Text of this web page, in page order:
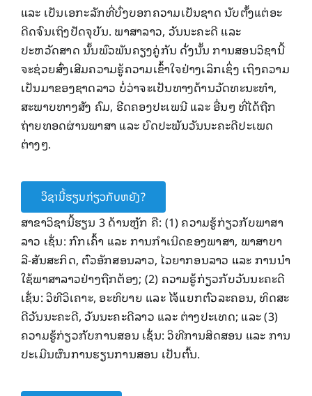
ແລະ ​​​ເປັນ​ເອກະລັກ​ທີ່​ບົ່ງ​ບອກ​ຄວາມ​ເປັນ​ຊາດ ນັບຕັ້ງ​ແຕ່​ອະ​
ດີດ​ຈົນ​ເຖິງ​ປັດຈຸ​ບັນ. ພາສາ​ລາວ, ວັນນະຄະດີ ​ແລະ
ປະຫວັດສາດ ນັ້ນພົວພັນຄຽງຄູ່​ກັນ ດັ່ງນັ້ນ ການ​ສອນ​ວິຊາ​ນີ້
ຈະ​ຊ່ວຍ​ສົ່ງ​ເສີມ​ຄວາມ​ຮູ້​ຄວາມ​ເຂົ້າ​ໃຈ​ຢ່າງ​ເລິກ​ເຊິ່ງ​ ເຖິງ​ຄວາມ​
ເປັນ​ມາ​ຂອງ​ຊາດ​ລາວ ບໍ່ວ່າ​ຈະ​ເປັນ​ທາງ​ດ້ານ​ວັດທະນະ​ທໍາ,
ສະພາບ​ທາງ​ສັງ ຄົມ, ຮີດຄອງ​ປະ​ເພນີ ​ແລະ ອື່ນໆ ທີ່​ໄດ້​ຖືກ​
ຖ່າຍ​ທອດ​ຜ່ານພາສາ ​ແລະ ບົດ​ປະພັນ​ວັນນະຄະດີ​ປະ​ເພດ​
ຕ່າງໆ.
ວິຊານີ້ຮຽນກ່ຽວກັບຫຍັງ?
ສາຂາວິຊາ​ນີ້ຮຽນ 3​ ດ້ານ​ຫຼັກ ຄື: (1) ຄວາມ​ຮູ້​ກ່ຽວກັບພາສາ​
ລາວ ​ເຊັ່ນ: ກົກ​ເຄົ້າ ​ແລະ ການ​ກໍາ​ເນີ​ດຂອງ​ພາສາ, ພາສາ​ບາ​
ລີ-ສັນສະກິດ, ​ຕົວ​ອັກສອນລາວ, ໄວຍາກອນ​ລາວ ​ແລະ ການ​ນໍາ​
ໃຊ້​ພາສາ​ລາວ​ຢ່າງຖືກຕ້ອງ; (2) ຄວາມ​ຮູ້​ກ່ຽວກັບ​ວັນນະຄະດີ​
ເຊັ່ນ: ວິທີ​​ວິ​ເຄາະ, ອະທິບາຍ ​ແລະ ​ໄຈ້​ແຍກ​ຕົວ​ລະຄອນ, ທິດ​ສະ​
ດີ​ວັນນະຄະດີ, ວັນນະຄະດີ​ລາວ ​ແລະ ຕ່າງປະ​ເທດ; ແລະ (3)
ຄວາມ​ຮູ້​ກ່ຽວກັບ​ການ​ສອນ ​ເຊັ່ນ: ວິທີ​ການ​ສິດສອນ ​ແລະ ການ​
ປະ​ເມີນ​ຜົນ​ການ​ຮຽນການ​ສອນ ​ເປັນຕົ້ນ.